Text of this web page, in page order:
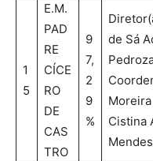
1
5
E.M.
PAD
RE
CÍCE
RO
DE
CAS
TRO
9
7,
2
9
%
de Sá
Cistina